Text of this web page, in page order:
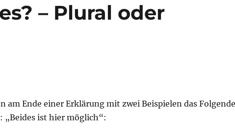
– Plural oder
am Ende einer Erklärung mit zwei Beispielen das Folgende
„Beides ist hier möglich“: